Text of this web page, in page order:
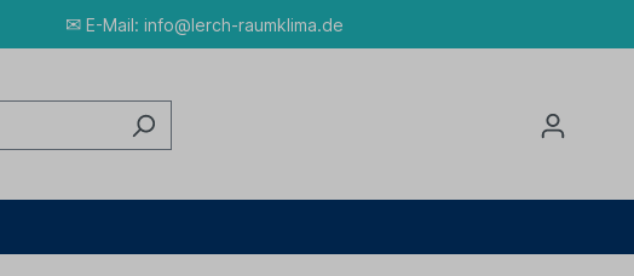
✉E-Mail: info@lerch-raumklima.de